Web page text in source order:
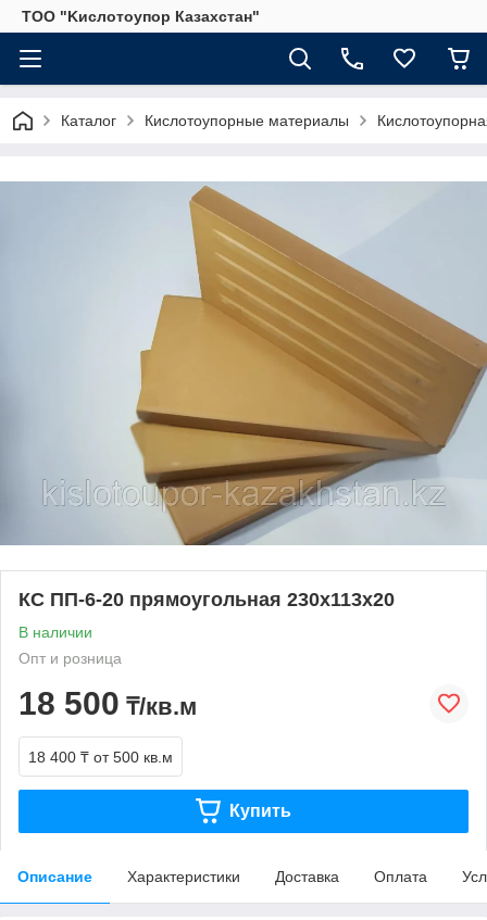
ТОО "Kислoтoупoр Казахстaн"
Каталог Кислотоупорные материалы
КС ПП-6-20 прямоугольная 230х113х20
В наличии
Опт и розница
18 500 ₸/кв.м
18 400 ₸ от 500 кв.м
Купить
Описание Характеристики Доставка Оплата